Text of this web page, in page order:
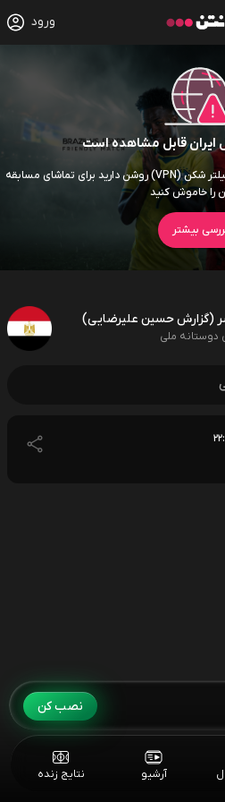
ورود
ایران قابل مشاهده است
آی پی شما خارج از ایران است اگر فیلتر شکن (VPN) روشن دارید برای تماشای مسابقه
را خاموش کنید
بیشتر
(گزارش حسین علیرضایی)
دوستانه ملی
آرشیو نتایج زنده
نصب کن